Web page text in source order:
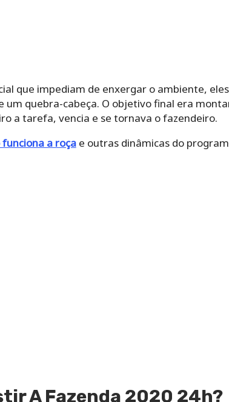
que impediam de enxergar o ambiente,
um quebra-cabeça. O objetivo final era
a tarefa, vencia e se tornava o fazendeiro.
a roçae outras dinâmicas do
A Fazenda 2020 24h?